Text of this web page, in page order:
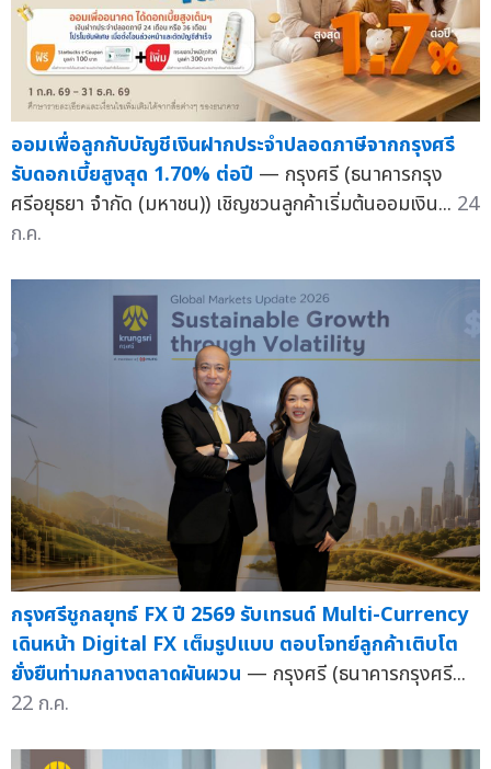
ออมเพื่อลูกกับบัญชีเงินฝากประจำปลอดภาษีจากกรุงศรี
รับดอกเบี้ยสูงสุด 1.70% ต่อปี — กรุงศรี (ธนาคารกรุง
ศรีอยุธยา จำกัด (มหาชน)) เชิญชวนลูกค้าเริ่มต้นออมเงิน... 24
ก.ค.
กรุงศรีชูกลยุทธ์ FX ปี 2569 รับเทรนด์ Multi-Currency
เดินหน้า Digital FX เต็มรูปแบบ ตอบโจทย์ลูกค้าเติบโต
ยั่งยืนท่ามกลางตลาดผันผวน — กรุงศรี (ธนาคารกรุงศรี...
22 ก.ค.